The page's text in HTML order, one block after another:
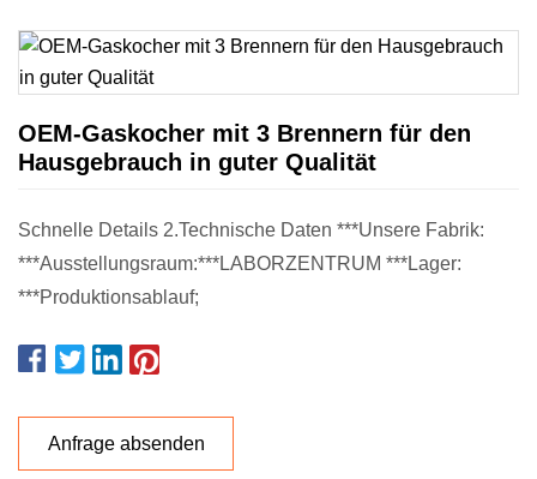
OEM-Gaskocher mit 3 Brennern für den
Hausgebrauch in guter Qualität
Schnelle Details 2.Technische Daten ***Unsere Fabrik:
***Ausstellungsraum:***LABORZENTRUM ***Lager:
***Produktionsablauf;
Anfrage absenden